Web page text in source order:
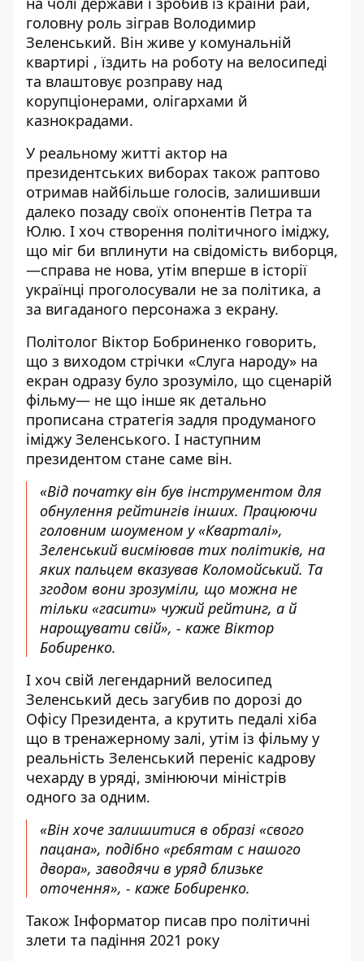
головну роль зіграв Володимир
Зеленський. Він живе у комунальній
квартирі , їздить на роботу на велосипеді
та влаштовує розправу над
корупціонерами, олігархами й
казнокрадами.
У реальному житті актор на
президентських виборах також раптово
отримав найбільше голосів, залишивши
далеко позаду своїх опонентів Петра та
Юлю. І хоч створення політичного іміджу,
що міг би вплинути на свідомість виборця,
—справа не нова, утім вперше в історії
українці проголосували не за політика, а
за вигаданого персонажа з екрану.
Політолог Віктор Бобриненко говорить,
що з виходом стрічки «Слуга народу» на
екран одразу було зрозуміло, що сценарій
фільму— не що інше як детально
прописана стратегія задля продуманого
іміджу Зеленського. І наступним
президентом стане саме він.
«Від початку він був інструментом для
обнулення рейтингів інших. Працюючи
головним шоуменом у «Кварталі»,
Зеленський висміював тих політиків, на
яких пальцем вказував Коломойський. Та
згодом вони зрозуміли, що можна не
тільки «гасити» чужий рейтинг, а й
нарощувати свій», - каже Віктор
Бобиренко.
І хоч свій легендарний велосипед
Зеленський десь загубив по дорозі до
Офісу Президента, а крутить педалі хіба
що в тренажерному залі, утім із фільму у
реальність Зеленський переніс кадрову
чехарду в уряді, змінюючи міністрів
одного за одним.
«Він хоче залишитися в образі «свого
пацана», подібно «рєбятам с нашого
двора», заводячи в уряд близьке
оточення», - каже Бобиренко.
Також Інформатор писав про політичні
злети та падіння 2021 року